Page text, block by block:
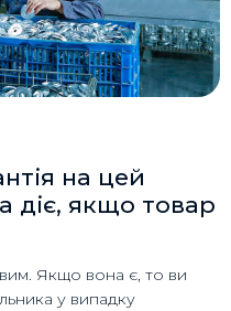
на цей
діє, якщо товар
Якщо вона є, то ви
у випадку